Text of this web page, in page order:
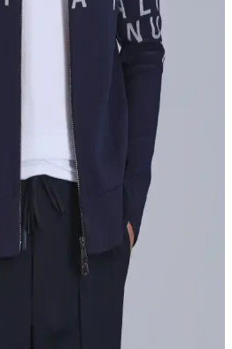
özgürlüğü ve şıklık sunar.
uyumlu olan bu ürünler, dayanıklılık
erkek giyiminde öne çıkıyor.
Polar Bere: Sıcak ve
erkek polar bere modeli, yüksek sıcak
kış aylarında ideal bir tercih.
öne çıkar.
Modern Erkek Modasında
kalite kumaşlar ve şık tasarımıyla
özellikleriyle de günlük
Moda ve Konforu